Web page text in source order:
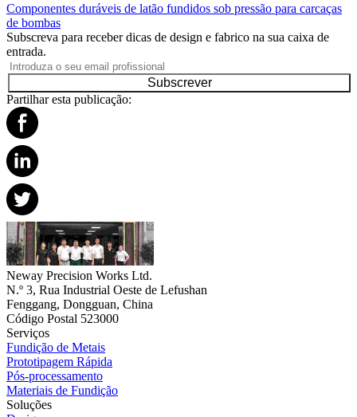
Componentes duráveis de latão fundidos sob pressão para carcaças
de bombas
Subscreva para receber dicas de design e fabrico na sua caixa de
entrada.
Subscrever
Partilhar esta publicação:
Neway Precision Works Ltd.
N.º 3, Rua Industrial Oeste de Lefushan
Fenggang, Dongguan, China
Código Postal 523000
Serviços
Fundição de Metais
Prototipagem Rápida
Pós-processamento
Materiais de Fundição
Soluções